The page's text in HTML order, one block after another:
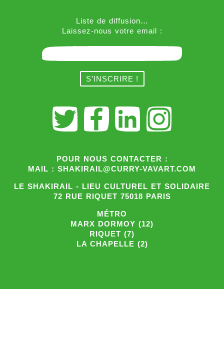
Liste de diffusion…
Laissez-nous votre email :
POUR NOUS CONTACTER :
MAIL : SHAKIRAIL@CURRY-VAVART.COM
LE SHAKIRAIL - LIEU CULTUREL ET SOLIDAIRE
72 RUE RIQUET 75018 PARIS
MÉTRO
MARX DORMOY (12)
RIQUET (7)
LA CHAPELLE (2)